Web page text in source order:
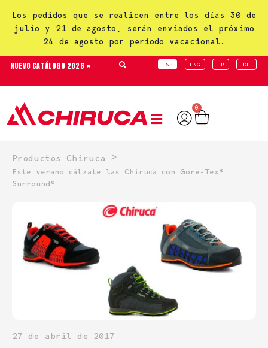
Los pedidos que se realicen entre los días 30 de
julio y 21 de agosto, serán enviados el próximo
24 de agosto por periodo vacacional.
NUEVO CATÁLOGO 2026 » ESP ENG FR DE
0
Productos Chiruca >
Este verano cálzate las Chiruca con Gore-Tex®
Surround®
27 de abril de 2017